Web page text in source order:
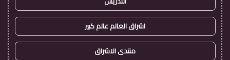
اشراق العالم عالم كبير
منتدى الاشراق